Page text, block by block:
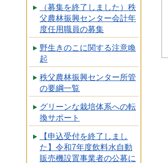
（募集を終了しました）秩
父農林振興センター会計年
度任用職員の募集
野生きのこに関する注意喚
起
秩父農林振興センター所管
の要綱一覧
グリーンな栽培体系への転
換サポート
【申込受付を終了しまし
た】令和7年度飲料水自動
販売機設置事業者の公募に